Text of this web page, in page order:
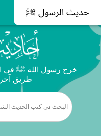
حديث الرسول ﷺ
خرج رسول الله ﷺ في
طريق